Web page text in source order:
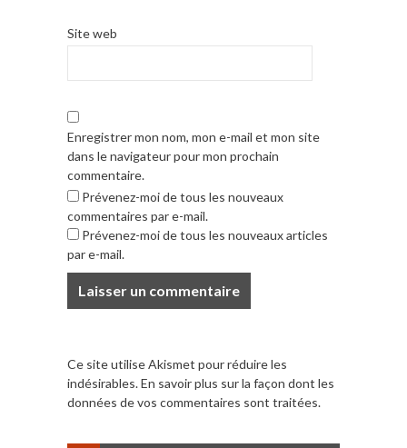
Site web
Enregistrer mon nom, mon e-mail et mon site
dans le navigateur pour mon prochain
commentaire.
Prévenez-moi de tous les nouveaux
commentaires par e-mail.
Prévenez-moi de tous les nouveaux articles
par e-mail.
Ce site utilise Akismet pour réduire les
indésirables.En savoir plus sur la façon dont les
données de vos commentaires sont traitées.